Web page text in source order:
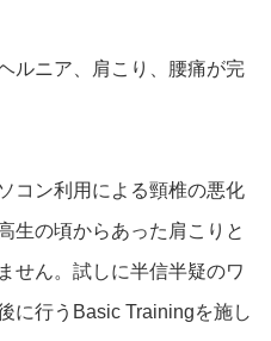
ルニア、肩こり、腰痛が完
コン利用による頸椎の悪化
生の頃からあった肩こりと
せん。試しに半信半疑のワ
に行うBasic Trainingを施し